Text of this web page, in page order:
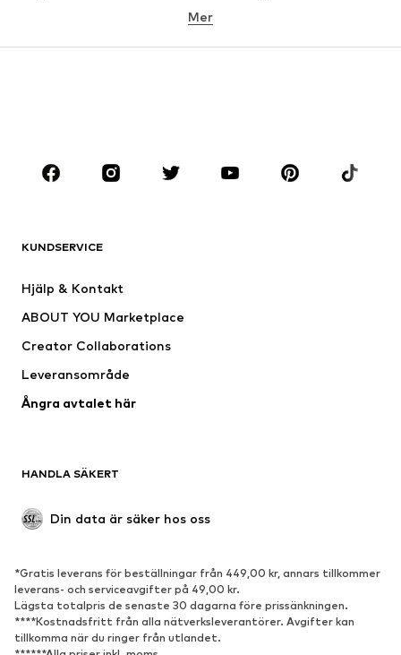
Underkläder
Kjolar
Blusar & tunikor
Premium
Nytt
Underkläder
Kappor
Badkläder
Upcycling
Populärt
Sneakers
Stövletter
Pumps & högklackade skor
Stövlar
Mer
KUNDSERVICE
Hjälp & Kontakt
ABOUT YOU Marketplace
Creator Collaborations
Leveransområde
Ångra avtalet här
HANDLA SÄKERT
Din data är säker hos oss
*Gratis leverans för beställningar från 449,00 kr, annars tillkommer
leverans- och serviceavgifter på 49,00 kr.
Lägsta totalpris de senaste 30 dagarna före prissänkningen.
****Kostnadsfritt från alla nätverksleverantörer. Avgifter kan
tillkomma när du ringer från utlandet.